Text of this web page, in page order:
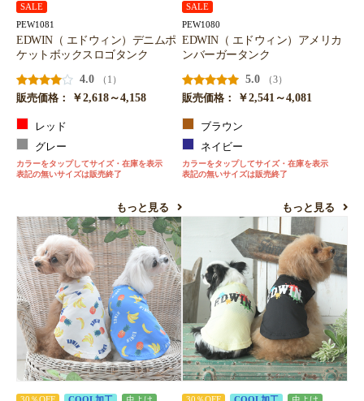
SALE
PEW1081
EDWIN（ エドウィン）デニムポ
ケットボックスロゴタンク
4.0
（1）
販売価格：
￥2,618～4,158
レッド
グレー
カラーをタップしてサイズ・在庫を表示
表記の無いサイズは販売終了
もっと見る
SALE
PEW1080
EDWIN（ エドウィン）アメリカ
ンバーガータンク
5.0
（3）
販売価格：
￥2,541～4,081
ブラウン
ネイビー
カラーをタップしてサイズ・在庫を表示
表記の無いサイズは販売終了
もっと見る